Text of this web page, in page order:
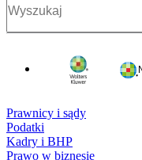
Prawnicy i sądy
Podatki
Kadry i BHP
Prawo w biznesie